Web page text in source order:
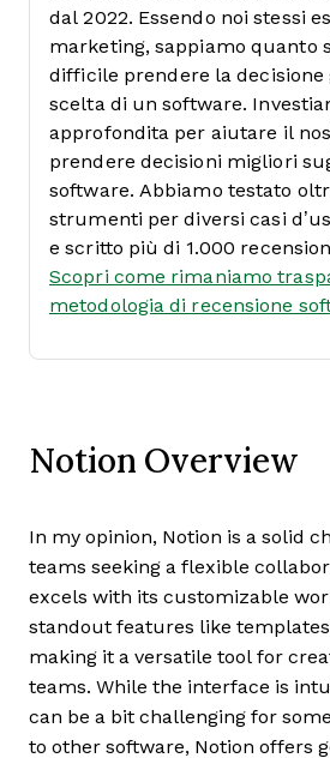
dal 2022. Essendo noi stessi
marketing, sappiamo quanto
difficile prendere la decisione
scelta di un software.
approfondita per aiutare il
prendere decisioni migliori
software. Abbiamo testato
strumenti per diversi casi
e scritto più di 1.000
Scopri come rimaniamo
metodologia di recensione
Notion Overview
In my opinion, Notion is a solid
teams seeking a flexible
excels with its customizable
standout features like
making it a versatile tool for
teams. While the interface is
can be a bit challenging for
to other software, Notion offers